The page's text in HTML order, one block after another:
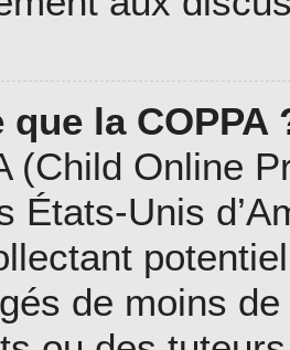
que la COPPA
(Child Online
États-Unis
de moins